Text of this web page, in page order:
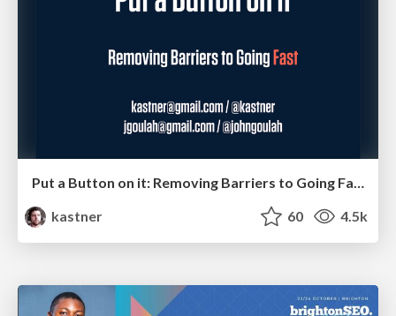
kastner
60 4.5k